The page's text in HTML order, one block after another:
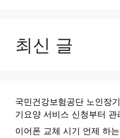
최신 글
국민건강보험공단 노인장
기요양 서비스 신청부터 관
이어폰 교체 시기 언제 하